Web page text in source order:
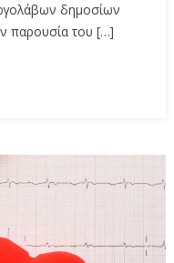
δημοσίων
παρουσία του […]